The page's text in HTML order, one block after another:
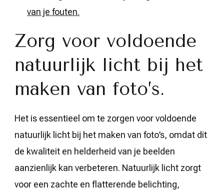
van je fouten.
Zorg voor voldoende
natuurlijk licht bij het
maken van foto’s.
Het is essentieel om te zorgen voor voldoende
natuurlijk licht bij het maken van foto’s, omdat dit
de kwaliteit en helderheid van je beelden
aanzienlijk kan verbeteren. Natuurlijk licht zorgt
voor een zachte en flatterende belichting,